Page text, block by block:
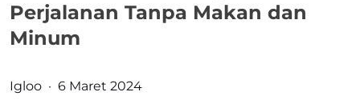
Perjalanan Tanpa Makan dan
Minum
Posted by
Igloo · 6 Maret 2024